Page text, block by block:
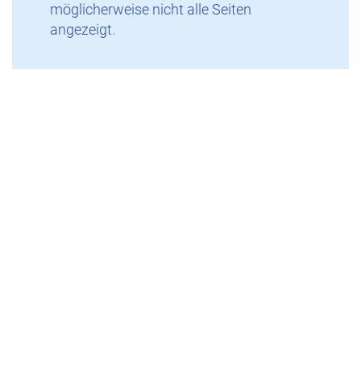
möglicherweise nicht alle Seiten
angezeigt.